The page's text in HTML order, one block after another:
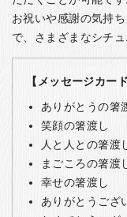
お祝いや感謝の気持
で、さまざまなシチ
【メッセージカー
ありがとうの箸
笑顔の箸渡し
人と人との箸渡
まごころの箸渡
幸せの箸渡し
ありがとうござ